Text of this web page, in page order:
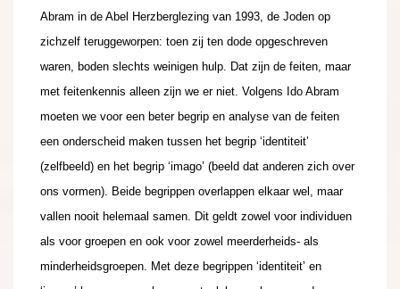
Abram in de Abel Herzberglezing van 1993, de Joden op
zichzelf teruggeworpen: toen zij ten dode opgeschreven
waren, boden slechts weinigen hulp. Dat zijn de feiten, maar
met feitenkennis alleen zijn we er niet. Volgens Ido Abram
moeten we voor een beter begrip en analyse van de feiten
een onderscheid maken tussen het begrip ‘identiteit’
(zelfbeeld) en het begrip ‘imago’ (beeld dat anderen zich over
ons vormen). Beide begrippen overlappen elkaar wel, maar
vallen nooit helemaal samen. Dit geldt zowel voor individuen
als voor groepen en ook voor zowel meerderheids- als
minderheidsgroepen. Met deze begrippen ‘identiteit’ en